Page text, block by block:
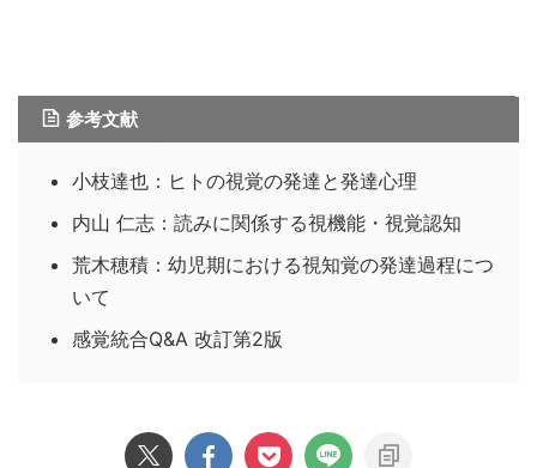
参考文献
小枝達也：ヒトの視覚の発達と発達心理
内山 仁志：読みに関係する視機能・視覚認知
荒木穂積：幼児期における視知覚の発達過程につ
いて
感覚統合Q&A 改訂第2版